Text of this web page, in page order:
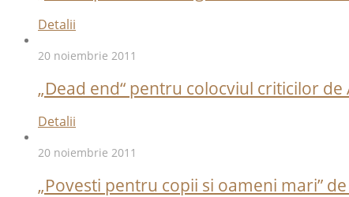
Detalii
20 noiembrie 2011
„Dead end“ pentru colocviul criticilor
Detalii
20 noiembrie 2011
„Povesti pentru copii si oameni mari”